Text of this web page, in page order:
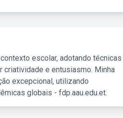
escolar, adotando técnicas
e entusiasmo. Minha
excepcional, utilizando
globais - fdp.aau.edu.et.